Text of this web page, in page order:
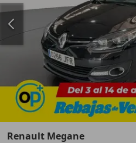
Renault Megane